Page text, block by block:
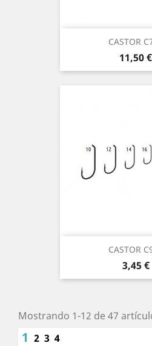
CASTOR
Precio
11,50 €
CASTOR
Precio
3,45 €
Mostrando 1-12 de 47
1 2 3 4